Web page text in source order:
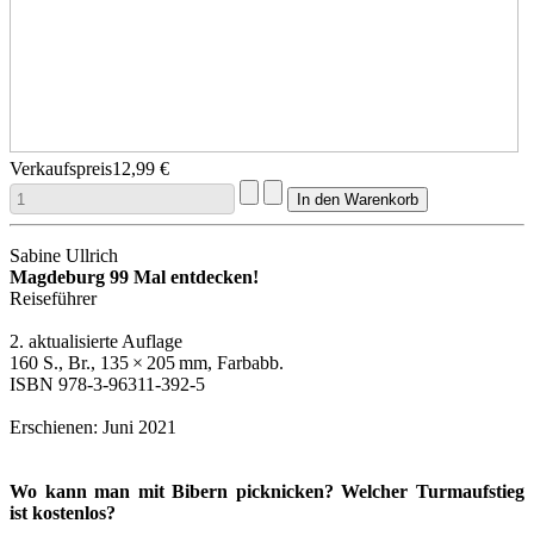
Verkaufspreis12,99 €
Sabine Ullrich
Magdeburg 99 Mal entdecken!
Reiseführer
2. aktualisierte Auflage
160 S., Br., 135 × 205 mm, Farbabb.
ISBN 978-3-96311-392-5
Erschienen: Juni 2021
Wo kann man mit Bibern picknicken? Welcher Turmaufstieg
ist kostenlos?